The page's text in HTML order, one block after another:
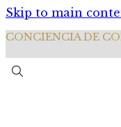
Skip to main
CONCIENCIA DE